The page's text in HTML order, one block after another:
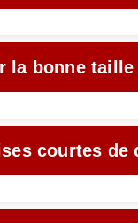
la bonne
courtes